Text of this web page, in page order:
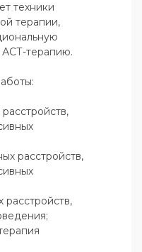
техники
терапии,
терапию.
расстройств,
расстройств,